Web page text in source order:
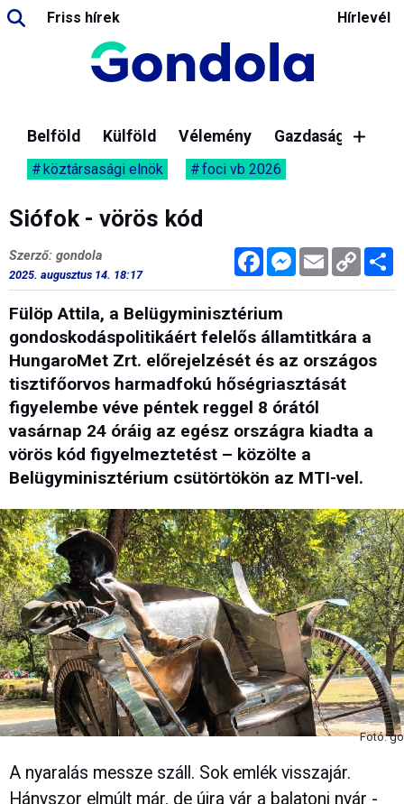
Friss hírek Hírlevél
Belföld Külföld Vélemény Gazdaság
köztársasági elnök foci vb 2026
Siófok - vörös kód
FacebookMessenger
Email Copy
Link
Szerző: gondola
2025. augusztus 14. 18:17
Fülöp Attila, a Belügyminisztérium
gondoskodáspolitikáért felelős államtitkára a
HungaroMet Zrt. előrejelzését és az országos
tisztifőorvos harmadfokú hőségriasztását
figyelembe véve péntek reggel 8 órától
vasárnap 24 óráig az egész országra kiadta a
vörös kód figyelmeztetést – közölte a
Belügyminisztérium csütörtökön az MTI-vel.
Fotó: go
A nyaralás messze száll. Sok emlék visszajár.
Hányszor elmúlt már, de újra vár a balatoni nyár -